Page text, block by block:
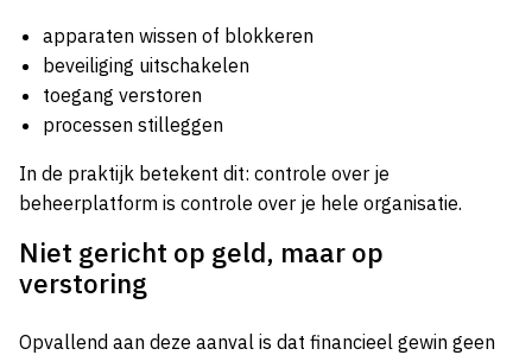
apparaten wissen of blokkeren
beveiliging uitschakelen
toegang verstoren
processen stilleggen
In de praktijk betekent dit: controle over je
beheerplatform is controle over je hele organisatie.
Niet gericht op geld, maar op
verstoring
Opvallend aan deze aanval is dat financieel gewin geen